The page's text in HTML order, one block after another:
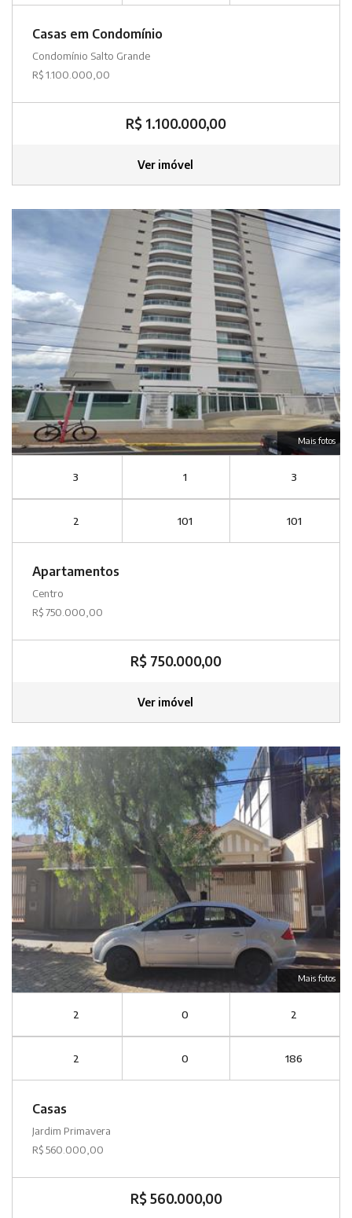
Casas em Condomínio
Condomínio Salto Grande
R$ 1.100.000,00
R$ 1.100.000,00
Ver imóvel
Mais fotos
3 1 3
2 101 101
Apartamentos
Centro
R$ 750.000,00
R$ 750.000,00
Ver imóvel
Mais fotos
2 0 2
2 0 186
Casas
Jardim Primavera
R$ 560.000,00
R$ 560.000,00